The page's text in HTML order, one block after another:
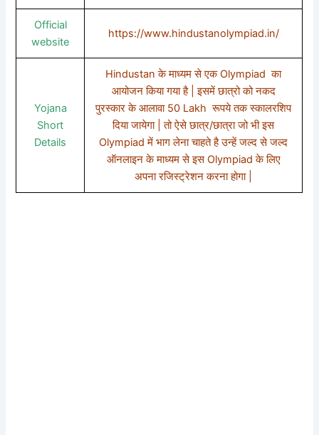
Official
website
https://www.hindustanolympiad.in/
Yojana
Short
Details
Hindustan के माध्यम से एक Olympiad का
आयोजन किया गया है | इसमें छात्रो को नकद
पुरस्कार के आलावा 50 Lakh रूपये तक स्कालरशिप
दिया जायेगा | तो ऐसे छात्र/छात्रा जो भी इस
Olympiad में भाग लेना चाहते है उन्हें जल्द से जल्द
ऑनलाइन के माध्यम से इस Olympiad के लिए
अपना रजिस्ट्रेशन करना होगा |